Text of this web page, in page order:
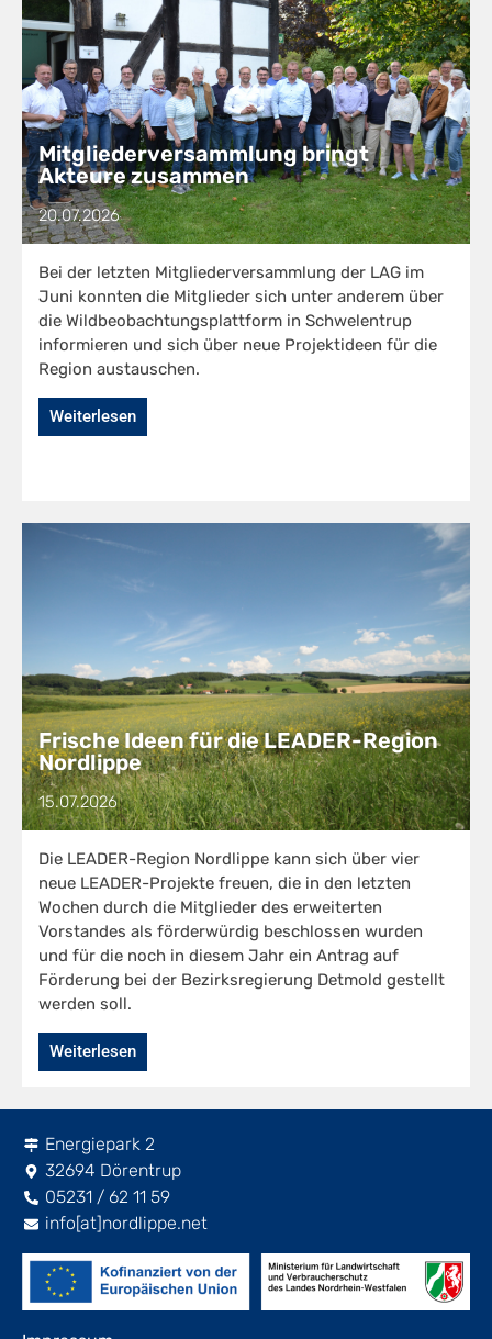
Mitgliederversammlung bringt
Akteure zusammen
20.07.2026
Bei der letzten Mitgliederversammlung der LAG im
Juni konnten die Mitglieder sich unter anderem über
die Wildbeobachtungsplattform in Schwelentrup
informieren und sich über neue Projektideen für die
Region austauschen.
Weiterlesen
Frische Ideen für die LEADER-Region
Nordlippe
15.07.2026
Die LEADER-Region Nordlippe kann sich über vier
neue LEADER-Projekte freuen, die in den letzten
Wochen durch die Mitglieder des erweiterten
Vorstandes als förderwürdig beschlossen wurden
und für die noch in diesem Jahr ein Antrag auf
Förderung bei der Bezirksregierung Detmold gestellt
werden soll.
Weiterlesen
Energiepark 2
32694 Dörentrup
05231 / 62 11 59
info[at]nordlippe.net